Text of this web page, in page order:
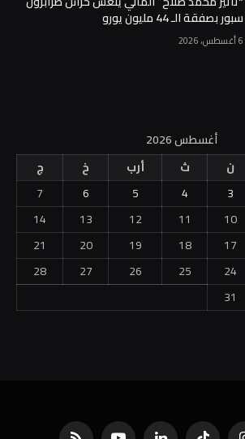
سبور بصفقة الـ 44 مليون يورو
6 أغسطس، 2026
أغسطس 2026
ن ث أرب خ
ج
3
4
5
6
7
10
11
12
13
14
17
18
19
20
21
24
25
26
27
28
31